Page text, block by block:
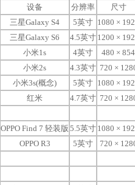
设备 分辨率
尺寸
三星Galaxy S4 5英寸 1080 ×
三星Galaxy S6 4.5英寸 1200 ×
小米1s 4英寸
480 × 854
小米2s 4.3英寸 720 ×
小米3s(概念) 5英寸 1080 ×
红米 4.7英寸 720 ×
OPPO Find 7 轻装版 5.5英寸 1080 ×
OPPO R3 5英寸
720 ×